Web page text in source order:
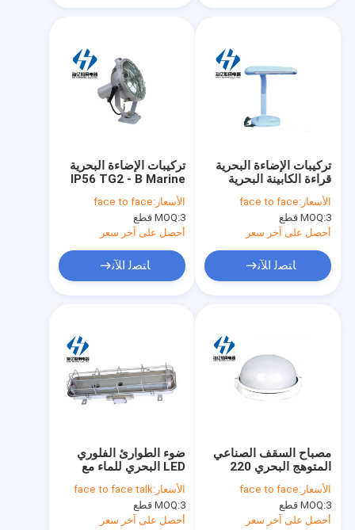
منتجات
جولة في المعمل
مراقبة الجودة
اتصل بنا
تركيب الضوء البحري
أضواء الملاحة البحرية
أضواء البحرية
ضوء قلادة البحرية
تركيبات الإضاءة البحرية
IP56 TG2 - B Marine
Outdoor Dock Port
المصباح المتوهج المقاوم
للماء
الأسعار:face to face
MOQ:3 قطع
أحصل على آخر سعر
ﺎﺘﺼﻟ ﺍﻶﻧ
تركيبات الإضاءة البحرية
قراءة الكابينة البحرية
مصباح LED CTD6
الأسعار:face to face
MOQ:3 قطع
أحصل على آخر سعر
ﺎﺘﺼﻟ ﺍﻶﻧ
ضوء الطوارئ الفلوري
LED البحري للماء مع
غطاء شبكي وغطاء
شبكي jcy32-2ef
الأسعار:face to face talk
MOQ:3 قطع
أحصل على آخر سعر
مصباح السقف الصناعي
المتوهج البحري 220
فولت 60 وات
الأسعار:face to face
MOQ:3 قطع
أحصل على آخر سعر